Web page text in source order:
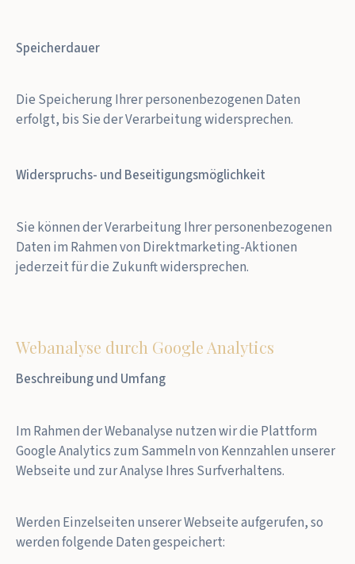
Speicherdauer
Die Speicherung Ihrer personenbezogenen Daten
erfolgt, bis Sie der Verarbeitung widersprechen.
Widerspruchs- und Beseitigungsmöglichkeit
Sie können der Verarbeitung Ihrer personenbezogenen
Daten im Rahmen von Direktmarketing-Aktionen
jederzeit für die Zukunft widersprechen.
Webanalyse durch Google Analytics
Beschreibung und Umfang
Im Rahmen der Webanalyse nutzen wir die Plattform
Google Analytics zum Sammeln von Kennzahlen unserer
Webseite und zur Analyse Ihres Surfverhaltens.
Werden Einzelseiten unserer Webseite aufgerufen, so
werden folgende Daten gespeichert: